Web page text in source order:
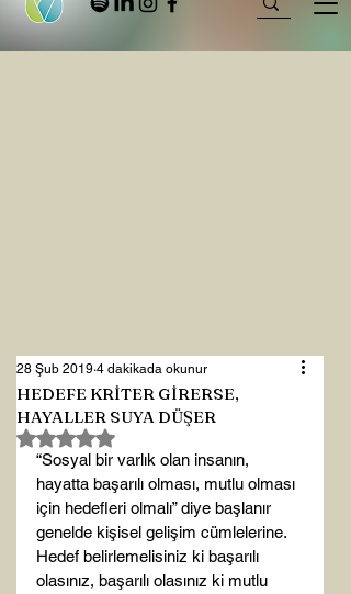
HEDEFE KRİTER GİRERSE,
HAYALLER SUYA DÜŞER
28 Şub 2019 4 dakikada okunur
5 üzerinden NaN yıldız
“Sosyal bir varlık olan insanın,
hayatta başarılı olması, mutlu olması
için hedefleri olmalı” diye başlanır
genelde kişisel gelişim cümlelerine.
Hedef belirlemelisiniz ki başarılı
olasınız, başarılı olasınız ki mutlu